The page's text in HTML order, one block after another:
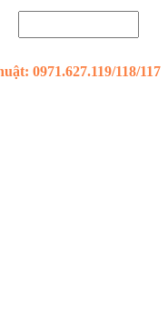
0971.627.119/118/117